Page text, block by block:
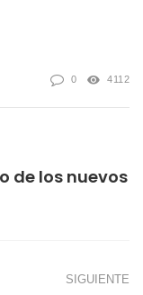
0 4112
de los nuevos
SIGUIENTE